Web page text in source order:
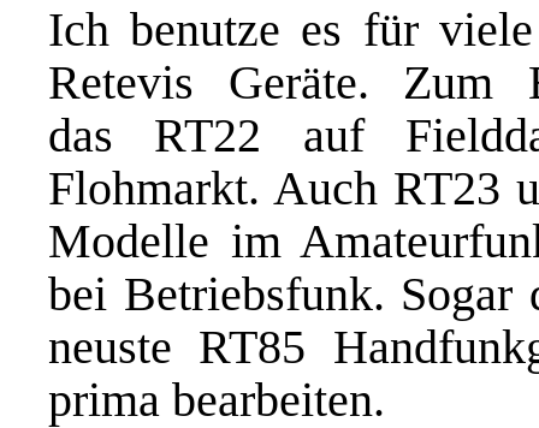
Ich benutze es für
Retevis Geräte. Zum
das RT22 auf
Flohmarkt. Auch RT23
Modelle im
bei Betriebsfunk. Sogar
neuste RT85
prima bearbeiten.